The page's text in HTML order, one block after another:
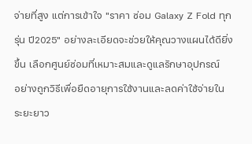
จ่ายที่สูง แต่การเข้าใจ "ราคา ซ่อม Galaxy Z Fold ทุก
รุ่น ปี2025" อย่างละเอียดจะช่วยให้คุณวางแผนได้ดียิ่ง
ขึ้น เลือกศูนย์ซ่อมที่เหมาะสมและดูแลรักษาอุปกรณ์
อย่างถูกวิธีเพื่อยืดอายุการใช้งานและลดค่าใช้จ่ายใน
ระยะยาว